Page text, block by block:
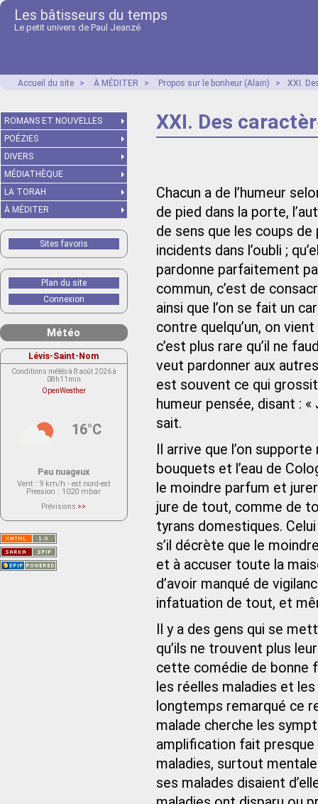
Les bâtisseurs du temps
Le petit univers de Paul Jeanzé
Accueil du site > À MÉDITER > Propos sur le bonheur (Alain) > XXI.
XXI. Des
Chacun a de l’humeur
de pied dans la porte,
de sens que les coups de
incidents dans l’oubli ;
pardonne parfaitement
commun, c’est de
ainsi que l’on se fait un
contre quelqu’un, on
c’est plus rare qu’il ne
veut pardonner aux
est souvent ce qui
humeur pensée, disant : «
sait.
Il arrive que l’on
bouquets et l’eau de
le moindre parfum et
jure de tout, comme de
tyrans domesti­ques.
s’il décrète que le
et à accuser toute la
d’avoir manqué de
infatuation de tout, et
Il y a des gens qui se
qu’ils ne trouvent plus
cette comédie de bonne
les réelles maladies et
longtemps remarqué ce
malade cherche les
amplification fait
maladies, surtout
ses malades disaient
ROMANS ET NOUVELLES
POÉZIES
DIVERS
MÉDIATHÈQUE
LA TORAH
À MÉDITER
Sites favoris
Plan du site
Connexion
Météo
Lévis-Saint-Nom
Conditions météo à 8 août 2026 à
08h11min
OpenWeather
16°C
Peu nuageux
Vent : 9 km/h - est nord-est
Pression : 1020 mbar
Prévisions >>
actuellement aucune prévision
Saint-Nom.
Veuillez consulter le message du
service ci-dessous.
(401 - Invalid API key. Please see
https://openweathermap.org/faq#error401